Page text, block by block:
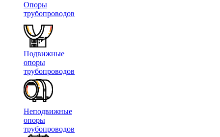
Опоры
трубопроводов
Подвижные
опоры
трубопроводов
Неподвижные
опоры
трубопроводов